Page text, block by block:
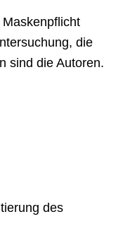
die
sind die Autoren.
des